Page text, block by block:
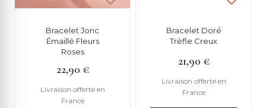
Bracelet Jonc
Émaillé Fleurs
Roses
22,90 €
Livraison offerte en
France
Bracelet Doré
Trèfle Creux
21,90 €
Livraison offerte en
France